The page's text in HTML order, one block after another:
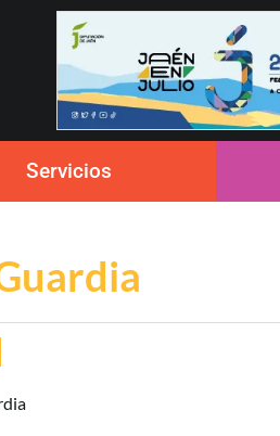
Servicios